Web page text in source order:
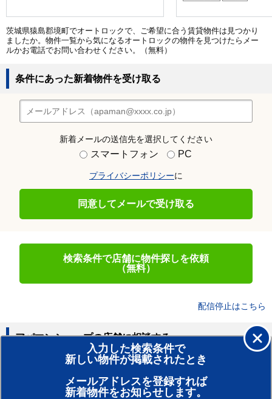
茨城県猿島郡境町でオートロックで、ご希望に合う賃貸物件は見つかり
ましたか。物件一覧から気になるオートロックの物件を見つけたらメー
ルかお電話でお問い合わせください。（無料）
条件にあった新着物件を受け取る
新着メールの送信先を選択してください
スマートフォン PC
プライバシーポリシーに
同意してメールで受け取る
検索条件で店舗に物件探しを依頼
（無料）
配信停止はこちら
入力した検索条件で
新しい物件が掲載されたとき
メールアドレスを登録すれば
新着物件をお知らせします。
アパマンショップの店舗に相談する
賃貸のプロがお部屋探し！
おまかせ物件リクエスト